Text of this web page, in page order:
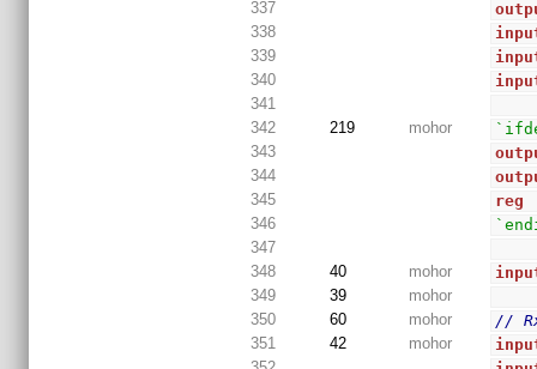
337
338
339
340
341
342
219 mohor
343
344
345
reg
346
347
348
40 mohor
349
39
mohor
350
60 mohor
//
351
42 mohor